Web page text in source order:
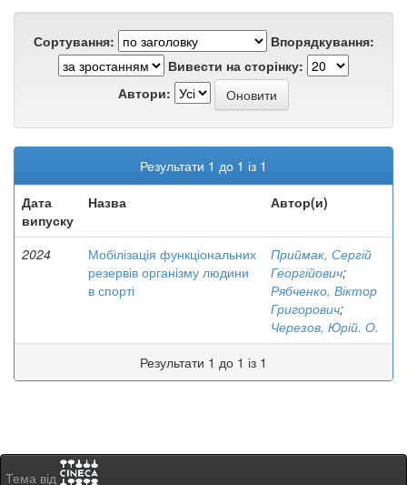
Сортування:
Впорядкування:
Вивести на сторінку:
Автори:
Результати 1 до 1 із 1
Дата
випуску
Назва Автор(и)
2024
Мобілізація функціональних
резервів організму людини
в спорті
Приймак, Сергій
Георгійович;
Рябченко, Віктор
Григорович;
Черезов, Юрій. О.
Результати 1 до 1 із 1
Тема від